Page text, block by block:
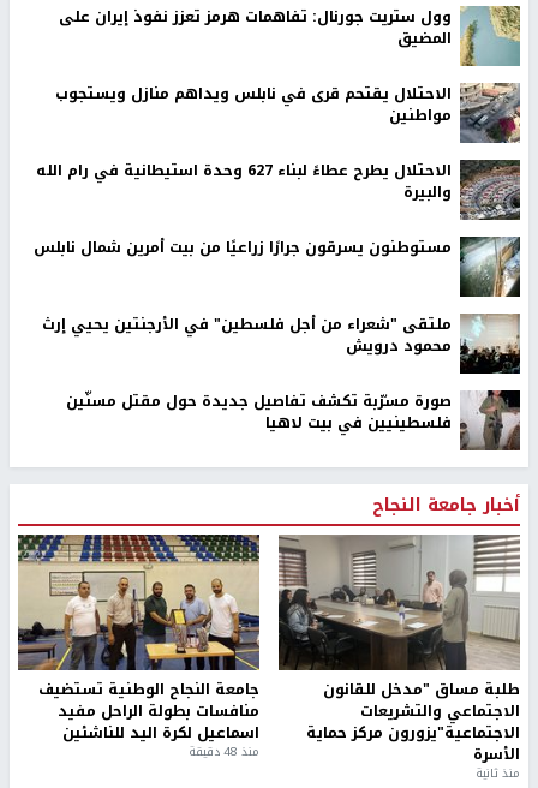
وول ستريت جورنال: تفاهمات هرمز تعزز نفوذ إيران على
المضيق
الاحتلال يقتحم قرى في نابلس ويداهم منازل ويستجوب
مواطنين
الاحتلال يطرح عطاءً لبناء 627 وحدة استيطانية في رام الله
والبيرة
مستوطنون يسرقون جرارًا زراعيًا من بيت أمرين شمال نابلس
ملتقى "شعراء من أجل فلسطين" في الأرجنتين يحيي إرث
محمود درويش
صورة مسرّبة تكشف تفاصيل جديدة حول مقتل مسنّين
فلسطينيين في بيت لاهيا
أخبار جامعة النجاح
طلبة مساق "مدخل للقانون
الاجتماعي والتشريعات
الاجتماعية"يزورون مركز حماية
الأسرة
منذ ثانية
جامعة النجاح الوطنية تستضيف
منافسات بطولة الراحل مفيد
اسماعيل لكرة اليد للناشئين
منذ 48 دقيقة